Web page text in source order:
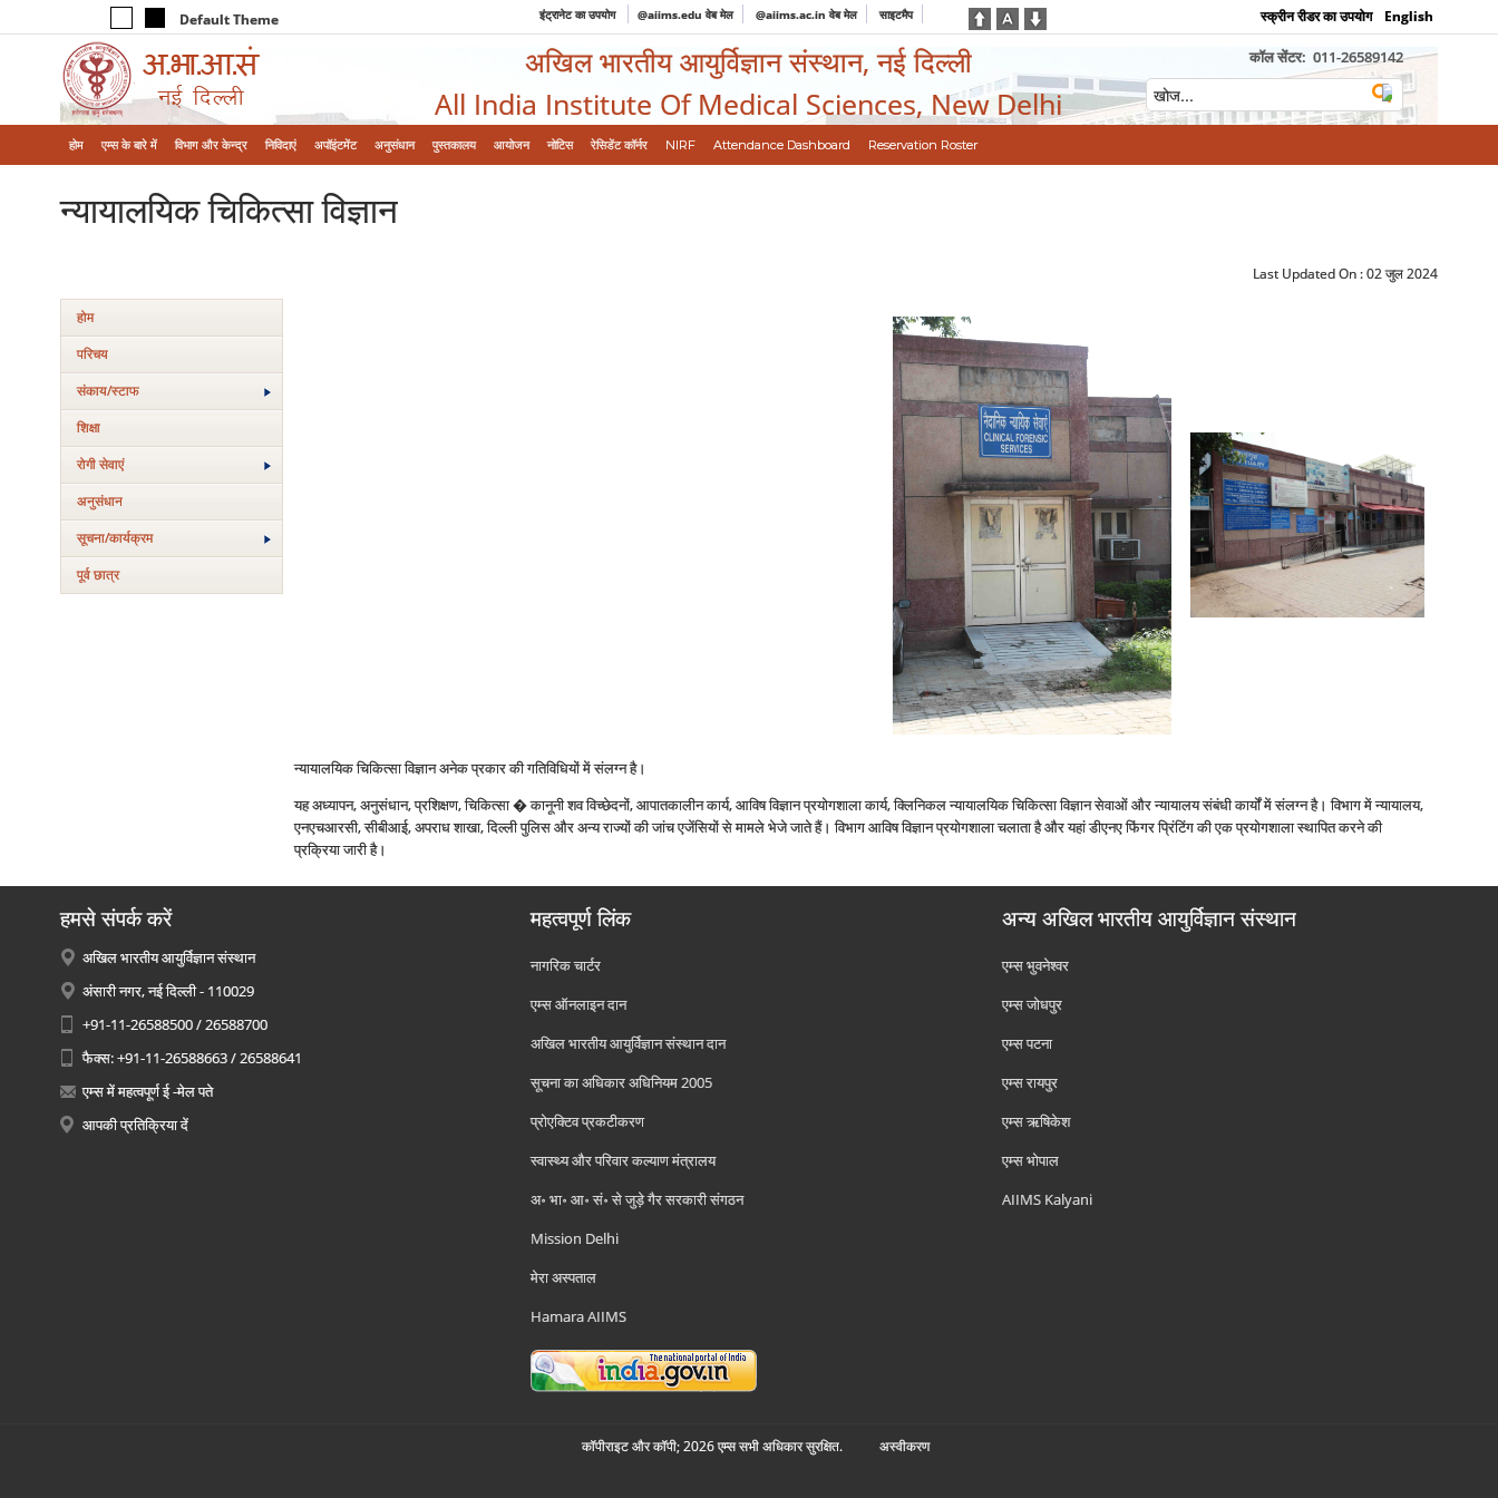
Default Theme इंट्रानेट का उपयोग @aiims.edu वेब मेल @aiims.ac.in वेब मेल साइटमैप स्क्रीन रीडर का उपयोग English
अखिल भारतीय आयुर्विज्ञान संस्थान, नई दिल्ली
All India Institute Of Medical Sciences, New Delhi
कॉल सेंटर: 011-26589142
होम एम्‍स के बारे में विभाग और केन्‍द्र निविदाएं अपॉइंटमेंट अनुसंधान पुस्तकालय आयोजन नोटिस रेसिडेंट कॉर्नर NIRF Attendance Dashboard Reservation Roster
न्‍यायालयिक चिकित्‍सा विज्ञान
Last Updated On :02 जुल 2024
होम
परिचय
संकाय/स्‍टाफ
शिक्षा
रोगी सेवाएं
अनुसंधान
सूचना/कार्यक्रम
पूर्व छात्र
न्‍यायालयिक चिकित्‍सा विज्ञान अनेक प्रकार की गतिविधियों में संलग्‍न है।
यह अध्‍यापन, अनुसंधान, प्रशिक्षण, चिकित्‍सा � कानूनी शव विच्‍छेदनों, आपातकालीन कार्य, आविष विज्ञान प्रयोगशाला कार्य, क्लिनिकल न्‍यायालयिक चिकित्‍सा विज्ञान सेवाओं और न्‍यायालय संबंधी कार्यों में संलग्‍न है। विभाग में न्‍यायालय,
एनएचआरसी, सीबीआई, अपराध शाखा, दिल्‍ली पुलिस और अन्‍य राज्‍यों की जांच एजेंसियों से मामले भेजे जाते हैं। विभाग आविष विज्ञान प्रयोगशाला चलाता है और यहां डीएनए फिंगर प्रिंटिंग की एक प्रयोगशाला स्‍थापित करने की
प्रक्रिया जारी है।
हमसे संपर्क करें
अखिल भारतीय आयुर्विज्ञान संस्थान
अंसारी नगर, नई दिल्ली - 110029
+91-11-26588500 / 26588700
फैक्स: +91-11-26588663 / 26588641
एम्स में महत्वपूर्ण ई -मेल पते
आपकी प्रतिक्रिया दें
महत्वपूर्ण लिंक
नागरिक चार्टर
एम्स ऑनलाइन दान
अखिल भारतीय आयुर्विज्ञान संस्थान दान
सूचना का अधिकार अधिनियम 2005
प्रोएक्टिव प्रकटीकरण
स्वास्थ्य और परिवार कल्याण मंत्रालय
अ॰ भा॰ आ॰ सं॰ से जुड़े गैर सरकारी संगठन
Mission Delhi
मेरा अस्पताल
Hamara AIIMS
अन्य अखिल भारतीय आयुर्विज्ञान संस्थान
एम्‍स भुवनेश्वर
एम्‍स जोधपुर
एम्‍स पटना
एम्‍स रायपुर
एम्‍स ऋषिकेश
एम्‍स भोपाल
AIIMS Kalyani
कॉपीराइट और कॉपी; 2026 एम्स सभी अधिकार सुरक्षित. अस्‍वीकरण